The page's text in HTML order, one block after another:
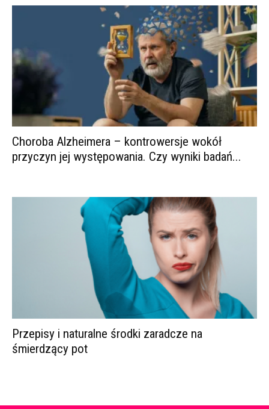
Choroba Alzheimera – kontrowersje wokół
przyczyn jej występowania. Czy wyniki badań...
Przepisy i naturalne środki zaradcze na
śmierdzący pot